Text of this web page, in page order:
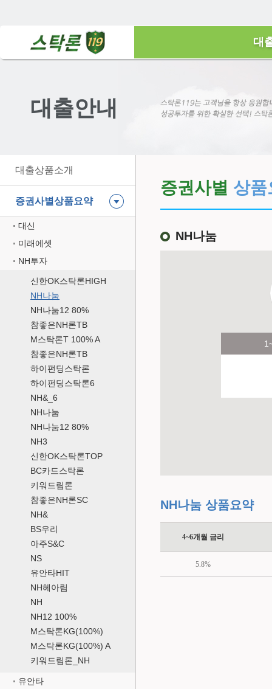
대
대출안내
대출상품소개
증권사별상품요약
대신
미래에셋
NH투자
신한OK스탁론HIGH
NH나눔
NH나눔12 80%
참좋은NH론TB
M스탁론T 100% A
참좋은NH론TB
하이펀딩스탁론
하이펀딩스탁론6
NH&_6
NH나눔
NH나눔12 80%
NH3
신한OK스탁론TOP
BC카드스탁론
키워드림론
참좋은NH론SC
NH&
BS우리
아주S&C
NS
유안타HIT
NH헤아림
NH
NH12 100%
M스탁론KG(100%)
M스탁론KG(100%) A
키워드림론_NH
유안타
증권사별 상품
NH나눔
NH나눔 상품요약
4~6개월 금리
5.8%